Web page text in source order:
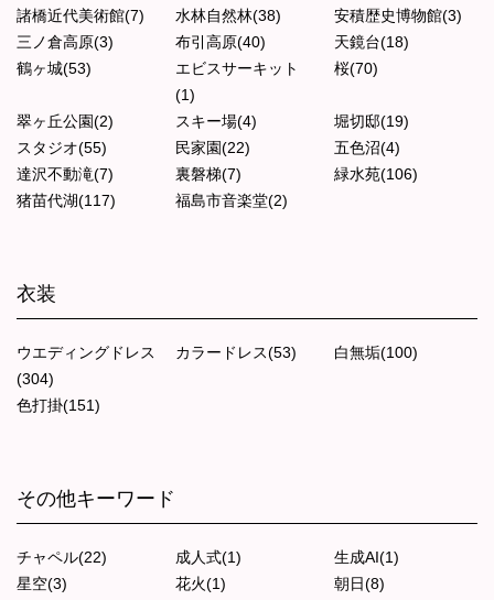
諸橋近代美術館(7) 水林自然林(38)
安積歴史博物館(3)
三ノ倉高原(3)
布引高原(40)
天鏡台(18)
鶴ヶ城(53)
エビスサーキット
(1)
桜(70)
翠ヶ丘公園(2) スキー場(4)
堀切邸(19)
スタジオ(55)
民家園(22)
五色沼(4)
達沢不動滝(7)
裏磐梯(7)
緑水苑(106)
猪苗代湖(117)
福島市音楽堂(2)
衣装
ウエディングドレス
(304)
カラードレス(53) 白無垢(100)
色打掛(151)
その他キーワード
チャペル(22) 成人式(1)
生成AI(1)
星空(3)
花火(1)
朝日(8)